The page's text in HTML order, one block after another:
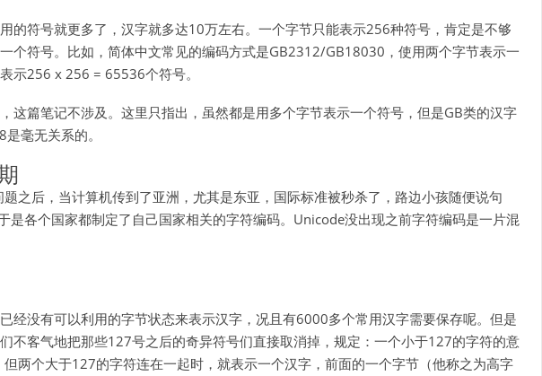
的符号就更多了，汉字就多达10万左右。一个字节只能表示256种符号，肯定是不够
个符号。比如，简体中文常见的编码方式是GB2312/GB18030，使用两个字节表示一
示256 x 256 = 65536个符号。
这篇笔记不涉及。这里只指出，虽然都是用多个字节表示一个符号，但是GB类的汉字
毫无关系的。
题之后，当计算机传到了亚洲，尤其是东亚，国际标准被秒杀了，路边小孩随便说句
是各个国家都制定了自己国家相关的字符编码。Unicode没出现之前字符编码是一片混
经没有可以利用的字节状态来表示汉字，况且有6000多个常用汉字需要保存呢。但是
不客气地把那些127号之后的奇异符号们直接取消掉，规定：一个小于127的字符的意
但两个大于127的字符连在一起时，就表示一个汉字，前面的一个字节（他称之为高字